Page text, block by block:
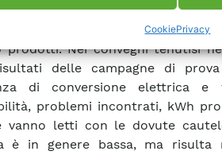
CookiePrivacy
reformer, membrane
realtà industriali in grado di
prodotti. Nei convegni tenutisi
delle campagne di
di conversione elettrica e
problemi incontrati, kWh
vanno letti con le dovute
è in genere bassa, ma